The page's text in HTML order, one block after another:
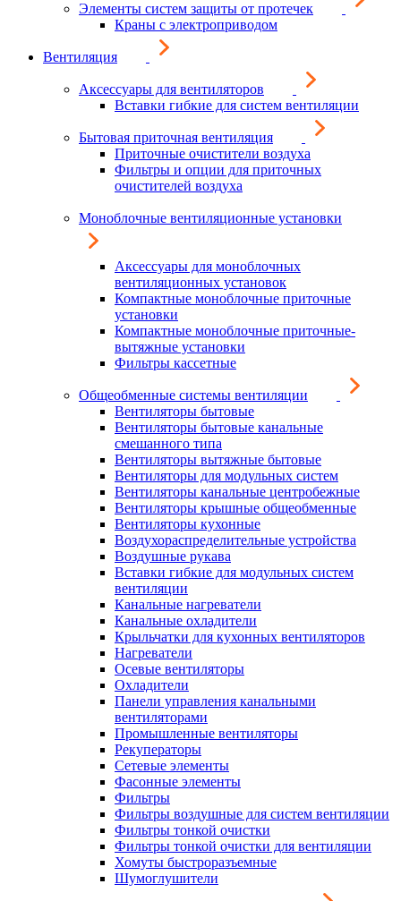
Элементы систем защиты от протечек
Краны с электроприводом
Вентиляция
Аксессуары для вентиляторов
Вставки гибкие для систем вентиляции
Бытовая приточная вентиляция
Приточные очистители воздуха
Фильтры и опции для приточных
очистителей воздуха
Моноблочные вентиляционные установки
Аксессуары для моноблочных
вентиляционных установок
Компактные моноблочные приточные
установки
Компактные моноблочные приточные-
вытяжные установки
Фильтры кассетные
Общеобменные системы вентиляции
Вентиляторы бытовые
Вентиляторы бытовые канальные
смешанного типа
Вентиляторы вытяжные бытовые
Вентиляторы для модульных систем
Вентиляторы канальные центробежные
Вентиляторы крышные общеобменные
Вентиляторы кухонные
Воздухораспределительные устройства
Воздушные рукава
Вставки гибкие для модульных систем
вентиляции
Канальные нагреватели
Канальные охладители
Крыльчатки для кухонных вентиляторов
Нагреватели
Осевые вентиляторы
Охладители
Панели управления канальными
вентиляторами
Промышленные вентиляторы
Рекуператоры
Сетевые элементы
Фасонные элементы
Фильтры
Фильтры воздушные для систем вентиляции
Фильтры тонкой очистки
Фильтры тонкой очистки для вентиляции
Хомуты быстроразъемные
Шумоглушители